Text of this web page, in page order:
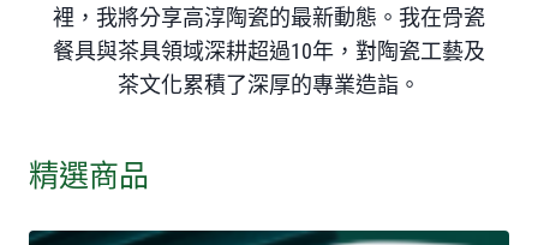
裡，我將分享高淳陶瓷的最新動態。我在骨瓷
餐具與茶具領域深耕超過10年，對陶瓷工藝及
茶文化累積了深厚的專業造詣。
精選商品